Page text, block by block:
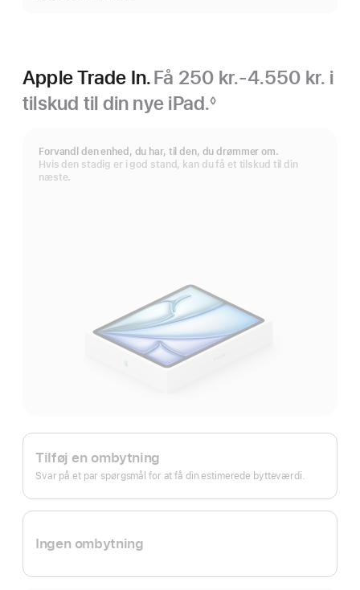
Apple Trade In.Få 250 kr.-4.550 kr. i
tilskud til din nye iPad.◊
Forvandl den enhed, du har, til den, du drømmer om.
Hvis den stadig er i god stand, kan du få et tilskud til din
næste.
Apple Trade In.
Tilføj en ombytning
Svar på et par spørgsmål for at få din estimerede bytteværdi.
Ingen ombytning